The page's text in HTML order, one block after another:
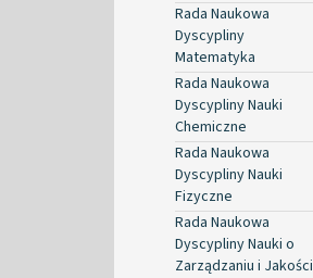
Rada Naukowa
Dyscypliny
Matematyka
Rada Naukowa
Dyscypliny Nauki
Chemiczne
Rada Naukowa
Dyscypliny Nauki
Fizyczne
Rada Naukowa
Dyscypliny Nauki o
Zarządzaniu i Jakości